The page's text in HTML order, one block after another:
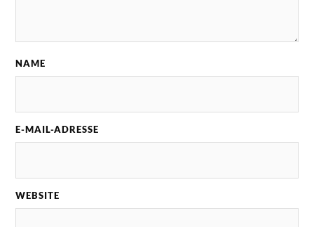
NAME
E-MAIL-ADRESSE
WEBSITE